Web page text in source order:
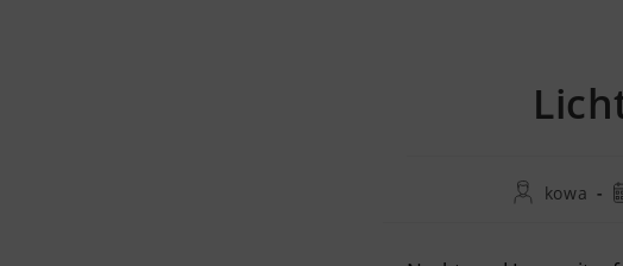
Beitrags-
kowa